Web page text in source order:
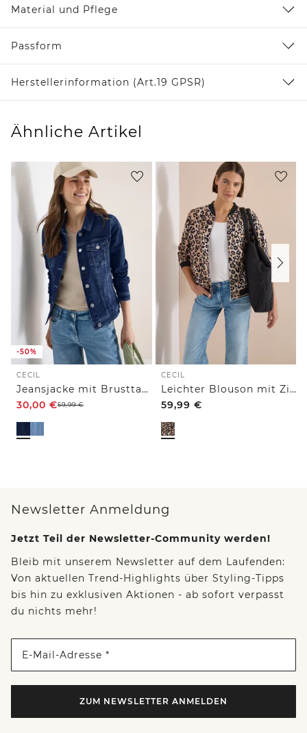
Material und Pflege
Passform
Herstellerinformation (Art.19 GPSR)
Ähnliche Artikel
-50%
CECIL
Jeansjacke mit Brusttaschen und Knöpfen
30,00 €59,99€
CECIL
Leichter Blouson mit Zipper und Leo-Print
59,99 €
Newsletter Anmeldung
Jetzt Teil der Newsletter-Community werden!
Bleib mit unserem Newsletter auf dem Laufenden:
Von aktuellen Trend-Highlights über Styling-Tipps
bis hin zu exklusiven Aktionen - ab sofort verpasst
du nichts mehr!
E-Mail-Adresse *
ZUM NEWSLETTER ANMELDEN